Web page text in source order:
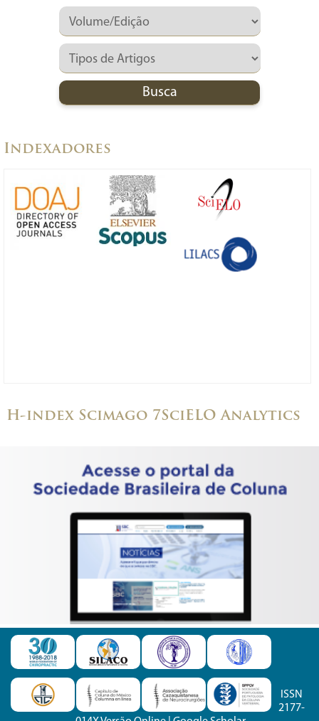
Indexadores
H-index Scimago 7SciELO Analytics
ISSN
2177-